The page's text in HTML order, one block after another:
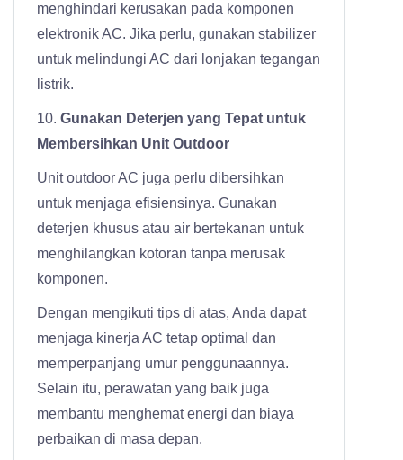
menghindari kerusakan pada komponen
elektronik AC. Jika perlu, gunakan stabilizer
untuk melindungi AC dari lonjakan tegangan
listrik.
10. Gunakan Deterjen yang Tepat untuk
Membersihkan Unit Outdoor
Unit outdoor AC juga perlu dibersihkan
untuk menjaga efisiensinya. Gunakan
deterjen khusus atau air bertekanan untuk
menghilangkan kotoran tanpa merusak
komponen.
Dengan mengikuti tips di atas, Anda dapat
menjaga kinerja AC tetap optimal dan
memperpanjang umur penggunaannya.
Selain itu, perawatan yang baik juga
membantu menghemat energi dan biaya
perbaikan di masa depan.